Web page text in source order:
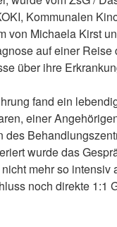
Kommunalen
von Michaela Kirst
auf einer
über ihre
fand ein
einer
wurde das
mehr so
noch direkte 1:1